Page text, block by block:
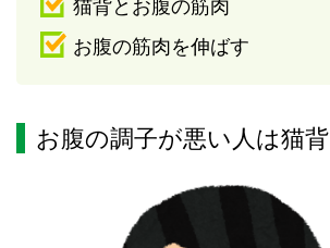
猫背とお腹の筋肉
お腹の筋肉を伸ばす
お腹の調子が悪い人は猫背